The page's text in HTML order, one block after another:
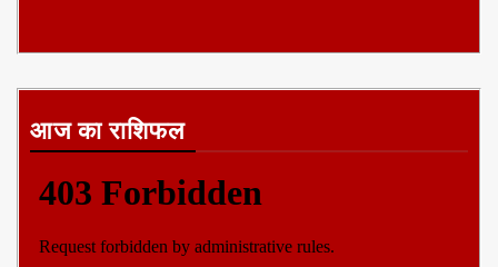
आज का राशिफल